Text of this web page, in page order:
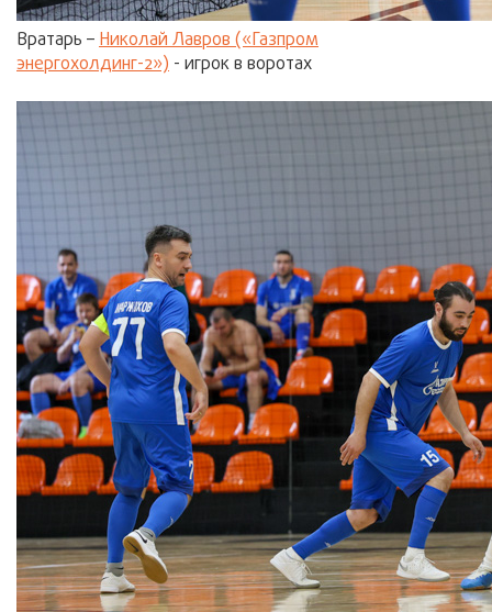
Вратарь –Николай Лавров («Газпром
энергохолдинг-2») - игрок в воротах